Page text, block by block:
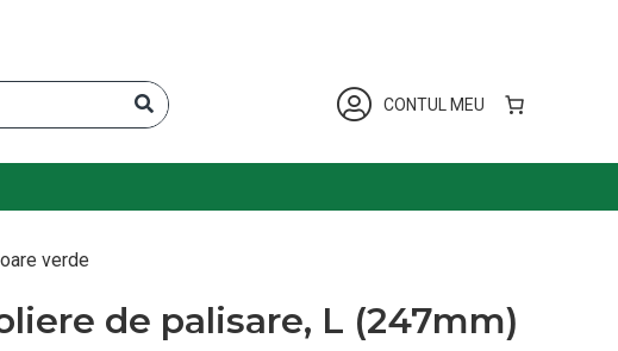
CONTUL MEU
verde
de palisare, L (247mm)